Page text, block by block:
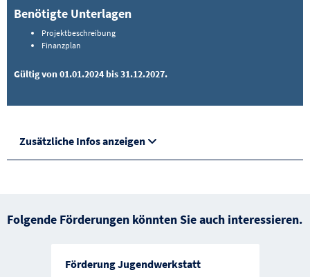
Benötigte Unterlagen
Projektbeschreibung
Finanzplan
Gültig von 01.01.2024 bis 31.12.2027.
Zusätzliche Infos anzeigen
Folgende Förderungen könnten Sie auch interessieren.
Förderung Jugendwerkstatt